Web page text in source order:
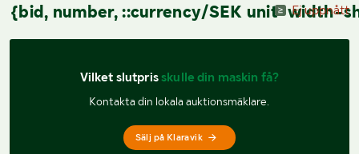
{bid, number, ::currency/SEK unit-width-
Ej uppnått
Vilket slutpris skulle din maskin få?
Kontakta din lokala auktionsmäklare.
Sälj på Klaravik